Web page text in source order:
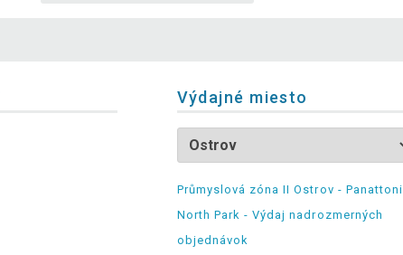
Výdajné miesto
Průmyslová zóna II Ostrov - Panattoni
North Park - Výdaj nadrozmerných
objednávok